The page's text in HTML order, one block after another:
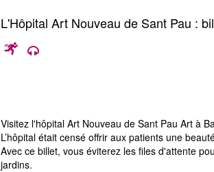
L'Hôpital Art Nouveau de Sant Pau :
Visitez l'hôpital Art Nouveau de Sant Pau Art à
L’hôpital était censé offrir aux patients une
Avec ce billet, vous éviterez les files d'attente
jardins.